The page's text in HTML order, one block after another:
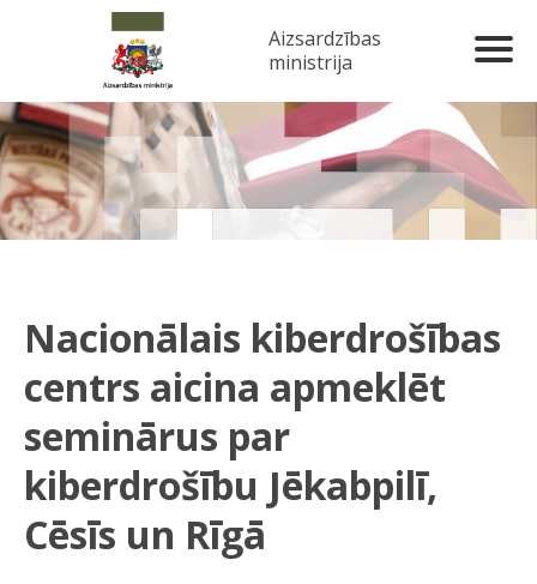
Aizsardzības
ministrija
Nacionālais kiberdrošības
centrs aicina apmeklēt
seminārus par
kiberdrošību Jēkabpilī,
Cēsīs un Rīgā